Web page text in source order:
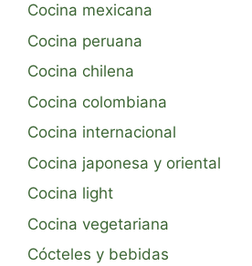
Cocina mexicana
Cocina peruana
Cocina chilena
Cocina colombiana
Cocina internacional
Cocina japonesa y oriental
Cocina light
Cocina vegetariana
Cócteles y bebidas